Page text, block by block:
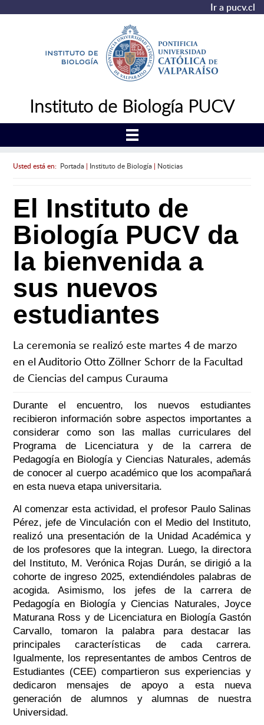
Ir a pucv.cl
Instituto de Biología PUCV
Usted está en: Portada| Instituto de Biología| Noticias
El Instituto de
Biología PUCV da
la bienvenida a
sus nuevos
estudiantes
La ceremonia se realizó este martes 4 de marzo
en el Auditorio Otto Zöllner Schorr de la Facultad
de Ciencias del campus Curauma
Durante el encuentro, los nuevos estudiantes
recibieron información sobre aspectos importantes a
considerar como son las mallas curriculares del
Programa de Licenciatura y de la carrera de
Pedagogía en Biología y Ciencias Naturales, además
de conocer al cuerpo académico que los acompañará
en esta nueva etapa universitaria.
Al comenzar esta actividad, el profesor Paulo Salinas
Pérez, jefe de Vinculación con el Medio del Instituto,
realizó una presentación de la Unidad Académica y
de los profesores que la integran. Luego, la directora
del Instituto, M. Verónica Rojas Durán, se dirigió a la
cohorte de ingreso 2025, extendiéndoles palabras de
acogida. Asimismo, los jefes de la carrera de
Pedagogía en Biología y Ciencias Naturales, Joyce
Maturana Ross y de Licenciatura en Biología Gastón
Carvallo, tomaron la palabra para destacar las
principales características de cada carrera.
Igualmente, los representantes de ambos Centros de
Estudiantes (CEE) compartieron sus experiencias y
dedicaron mensajes de apoyo a esta nueva
generación de alumnos y alumnas de nuestra
Universidad.